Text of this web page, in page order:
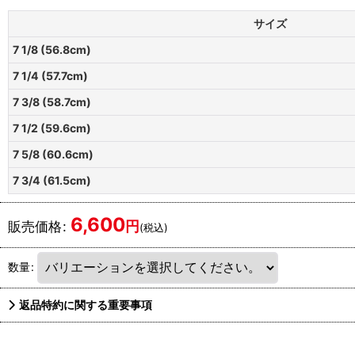
サイズ
7 1/8 (56.8cm)
7 1/4 (57.7cm)
7 3/8 (58.7cm)
7 1/2 (59.6cm)
7 5/8 (60.6cm)
7 3/4 (61.5cm)
販売価格: 6,600円(税込)
数量:
返品特約に関する重要事項